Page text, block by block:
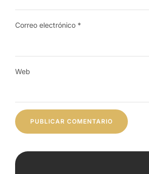
Correo electrónico *
Web